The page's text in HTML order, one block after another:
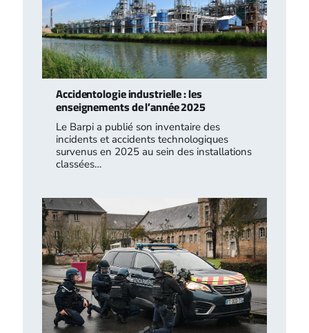
Accidentologie industrielle : les
enseignements de l’année 2025
Le Barpi a publié son inventaire des
incidents et accidents technologiques
survenus en 2025 au sein des installations
classées…